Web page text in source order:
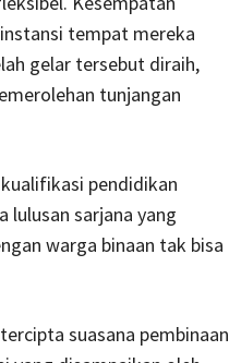
tempat mereka
gelar tersebut diraih,
tunjangan
pendidikan
lulusan sarjana yang
warga binaan tak bisa
suasana pembinaan